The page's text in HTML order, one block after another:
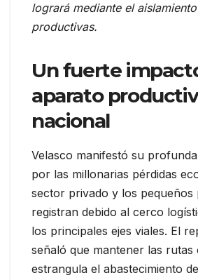
logrará mediante el
productivas.
Un fuerte
aparato
nacional
Velasco manifestó su
por las millonarias pérdidas
sector privado y los pequeños
registran debido al cerco
los principales ejes viales. El
señaló que mantener las rutas
estrangula el abastecimiento